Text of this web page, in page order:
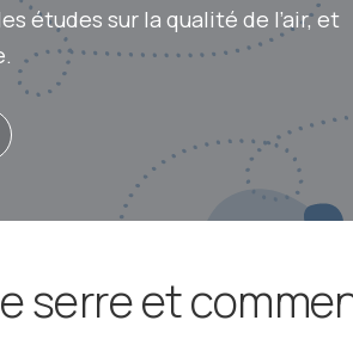
études sur la qualité de l’air, et
serre et